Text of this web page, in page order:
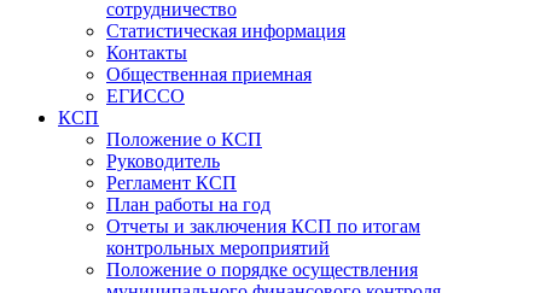
сотрудничество
Статистическая информация
Контакты
Общественная приемная
ЕГИССО
КСП
Положение о КСП
Руководитель
Регламент КСП
План работы на год
Отчеты и заключения КСП по итогам
контрольных мероприятий
Положение о порядке осуществления